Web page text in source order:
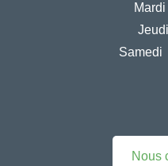
Mardi
Samedi
Nous